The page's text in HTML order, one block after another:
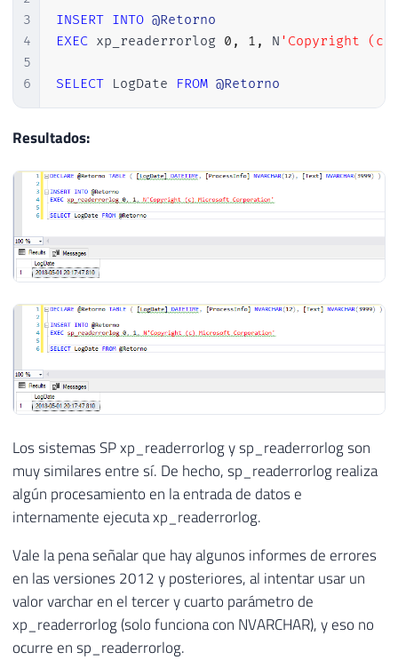
3
4
5
6
INSERT INTO @Retorno
EXEC xp_readerrorlog 0 , 1 , N 'Copyright (c)
SELECT LogDate FROM @Retorno
Resultados:
Los sistemas SP xp_readerrorlog y sp_readerrorlog son
muy similares entre sí. De hecho, sp_readerrorlog realiza
algún procesamiento en la entrada de datos e
internamente ejecuta xp_readerrorlog.
Vale la pena señalar que hay algunos informes de errores
en las versiones 2012 y posteriores, al intentar usar un
valor varchar en el tercer y cuarto parámetro de
xp_readerrorlog (solo funciona con NVARCHAR), y eso no
ocurre en sp_readerrorlog.